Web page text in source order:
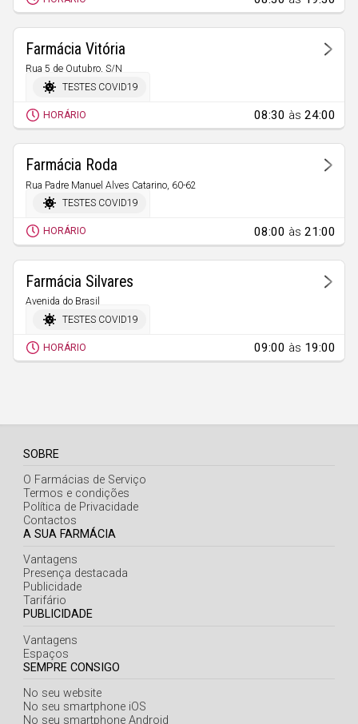
Farmácia Vitória
Rua 5 de Outubro, S/N
Fundão
TESTES COVID19
HORÁRIO 08:30 às24:00
Farmácia Roda
Rua Padre Manuel Alves Catarino, 60-62
Proença-a-Nova
TESTES COVID19
HORÁRIO 08:00 às21:00
Farmácia Silvares
Avenida do Brasil
Silvares
TESTES COVID19
HORÁRIO 09:00 às 19:00
SOBRE
O Farmácias de Serviço
Termos e condições
Política de Privacidade
Contactos
A SUA FARMÁCIA
Vantagens
Presença destacada
Publicidade
Tarifário
PUBLICIDADE
Vantagens
Espaços
SEMPRE CONSIGO
No seu website
No seu smartphone iOS
No seu smartphone Android